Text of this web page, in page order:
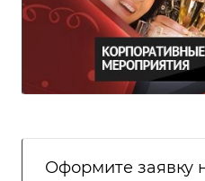
Оформите заявку